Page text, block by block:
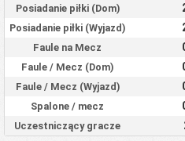
Posiadanie piłki (Dom)
Posiadanie piłki (Wyjazd)
Faule na Mecz
Faule / Mecz (Dom)
Faule / Mecz (Wyjazd)
Spalone / mecz
Uczestniczący gracze